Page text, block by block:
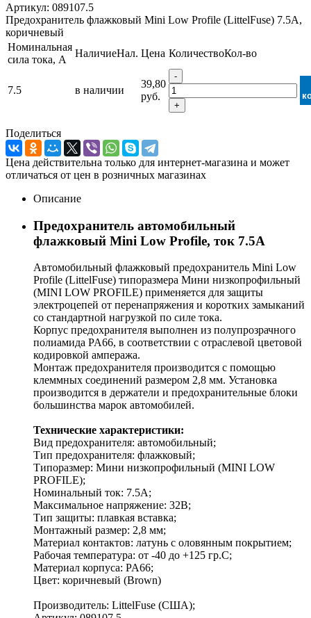
Артикул: 089107.5
Предохранитель флажковый Mini Low Profile (LittelFuse) 7.5А,
коричневый
Номинальная
сила тока, А
НаличиеНал. Цена КоличествоКол-во
7.5 в наличии
39,80
руб.
-
+
Поделиться
Цена действительна только для интернет-магазина и может
отличаться от цен в розничных магазинах
Описание
Предохранитель автомобильный
флажковый Mini Low Profile, ток 7.5А
Автомобильный флажковый предохранитель Mini Low
Profile (LittelFuse) типоразмера Мини низкопрофильный
(MINI LOW PROFILE) применяется для защиты
электроцепей от перенапряжения и коротких замыканий
cо стандартной нагрузкой по силе тока.
Корпус предохранителя выполнен из полупрозрачного
полиамида PA66, в соответствии с отраслевой цветовой
кодировкой ампеража.
Монтаж предохранителя производится с помощью
клеммных соединений размером 2,8 мм. Установка
производится в держатели и предохранительные блоки
большинства марок автомобилей.
Технические характеристики:
Вид предохранителя: автомобильный;
Тип предохранителя: флажковый;
Типоразмер: Мини низкопрофильный (MINI LOW
PROFILE);
Номинальный ток: 7.5А;
Максимальное напряжение: 32В;
Тип защиты: плавкая вставка;
Монтажный размер: 2,8 мм;
Материал контактов: латунь с оловянным покрытием;
Рабочая температура: от -40 до +125 гр.C;
Материал корпуса: PA66;
Цвет: коричневый (Brown)
Производитель: LittelFuse (США);